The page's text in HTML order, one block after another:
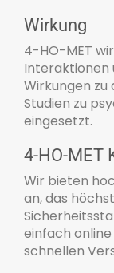
Wirkung
4-HO-MET
Interaktionen
Wirkungen zu
Studien zu
eingesetzt.
4-HO-MET
Wir bieten
an, das
einfach
schnellen